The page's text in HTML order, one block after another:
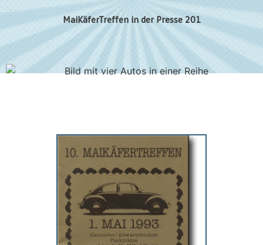
MaiKäferTreffen in der Presse 201